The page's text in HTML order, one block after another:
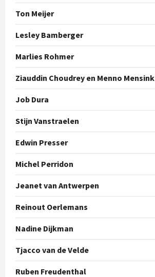
Ton Meijer
Lesley Bamberger
Marlies Rohmer
Ziauddin Choudrey en Menno Mensink
Job Dura
Stijn Vanstraelen
Edwin Presser
Michel Perridon
Jeanet van Antwerpen
Reinout Oerlemans
Nadine Dijkman
Tjacco van de Velde
Ruben Freudenthal